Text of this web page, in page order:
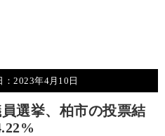
：2023年4月10日
員選挙、柏市の投票結